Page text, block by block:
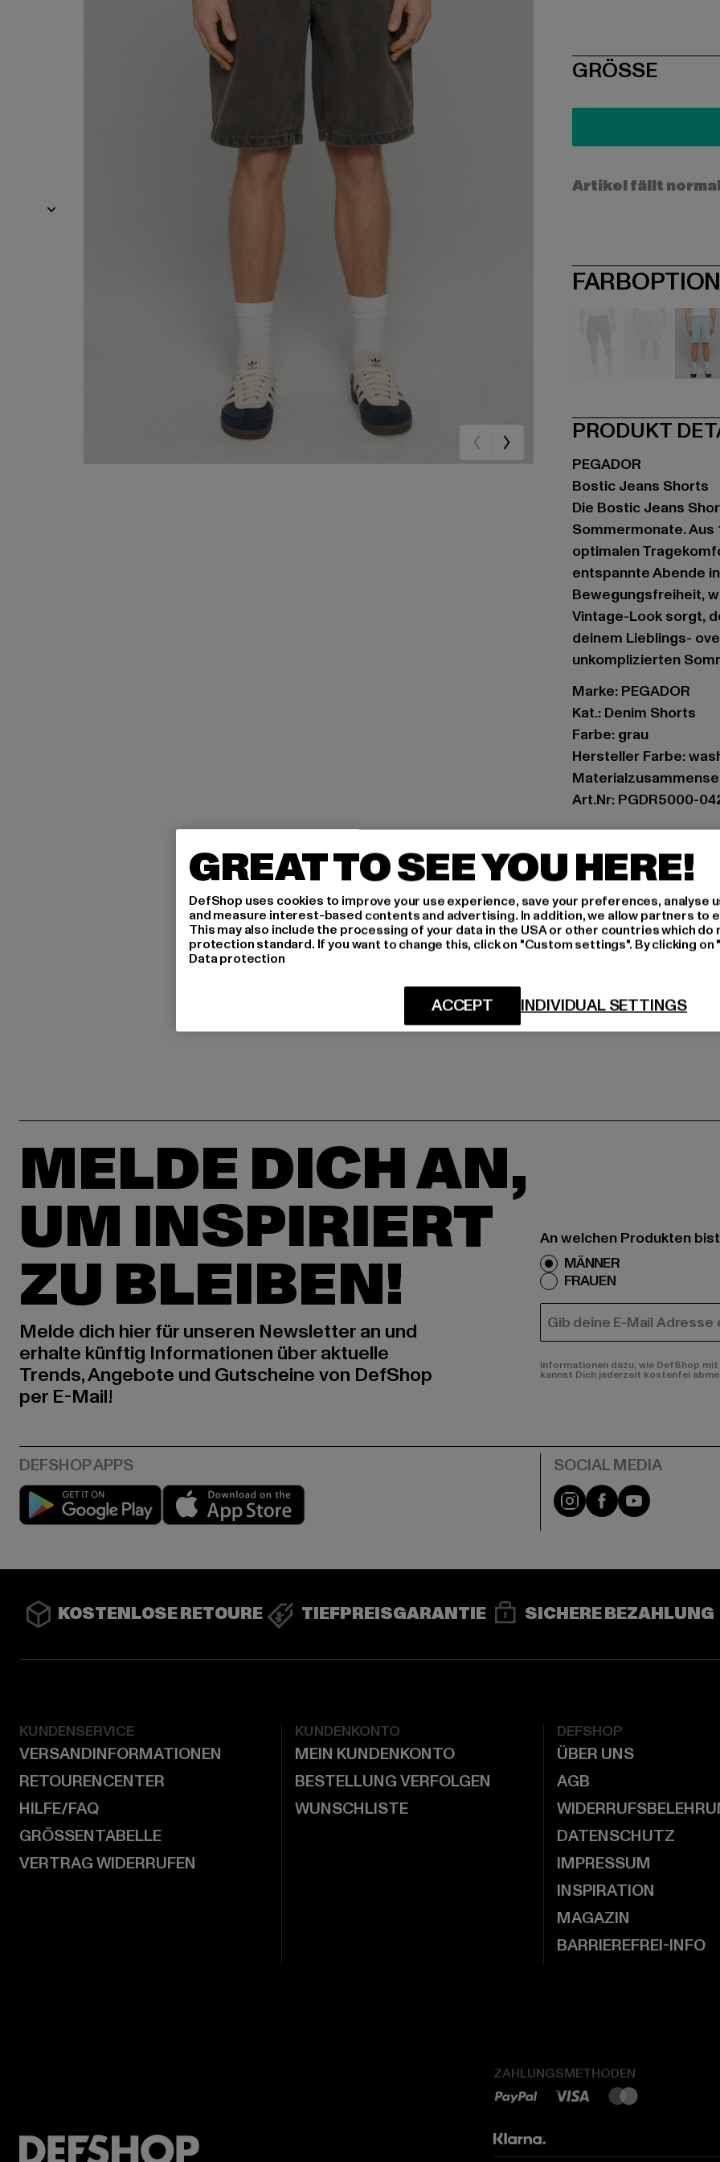
SIZE
GRÖSSE
Artikel fällt
PRODUKT
PEGADOR
Bostic Jeans Shorts
Die Bostic Jeans
Sommermonate.
optimalen
entspannte Abende
Bewegungsfreiheit,
Vintage-Look sorgt,
deinem Lieblings-
unkomplizierten
Marke: PEGADOR
Kat.: Denim Shorts
Farbe: grau
Hersteller Farbe:
Art.Nr: PGDR5000-
Hollefeldstraße 16 |
GRÖSSE
LIEFERUNG &
MELDE DICH AN,
UM INSPIRIERT
ZU BLEIBEN!
Melde dich hier für unseren Newsletter an und
erhalte künftig Informationen über aktuelle
Trends, Angebote und Gutscheine von DefShop
per E-Mail!
An welchen Produkten
MÄNNER
FRAUEN
E-MAIL
Informationen dazu, wie DefShop
kannst Dich jederzeit kostenfei
Play market Instagram
FacebookYouTube
KOSTENLOSE RETOURE TIEFPREISGARANTIE SICHERE BEZAHLUNG
KUNDENSERVICE
VERSANDINFORMATIONEN
RETOURENCENTER
HILFE/FAQ
GRÖSSENTABELLE
VERTRAG WIDERRUFEN
KUNDENKONTO
MEIN KUNDENKONTO
BESTELLUNG VERFOLGEN
WUNSCHLISTE
DEFSHOP
ÜBER UNS
AGB
DATENSCHUTZ
IMPRESSUM
INSPIRATION
MAGAZIN
BARRIEREFREI-INFO
ZAHLUNGSMETHODEN
GREAT TO SEE YOU HERE!
DefShop uses cookies to improve your use experience, save your preferences, analyse
and measure interest-based contents and advertising. In addition, we allow partners to
This may also include the processing of your data in the USA or other countries which do
protection standard. If you want to change this, click on "Custom settings". By clicking
Data protection
INDIVIDUAL SETTINGS
ACCEPT